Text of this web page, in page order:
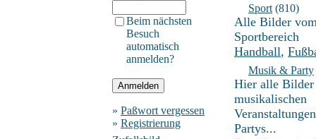
Beim nächsten
Besuch
automatisch
anmelden?
» Paßwort vergessen
» Registrierung
Sport (810)
Alle Bilder
Sportbereich
Handball,
Musik & Party
Hier alle
musikalischen
Partys...